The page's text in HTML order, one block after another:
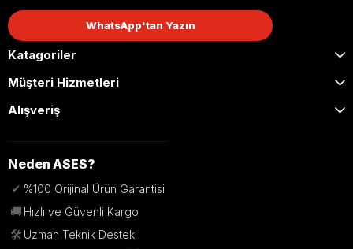
WhatsApp'tan Yazın
Katagoriler
Müşteri Hizmetleri
Alışveriş
Neden ASES?
✔ %100 Orijinal Ürün Garantisi
🚚 Hızlı ve Güvenli Kargo
🛠️ Uzman Teknik Destek